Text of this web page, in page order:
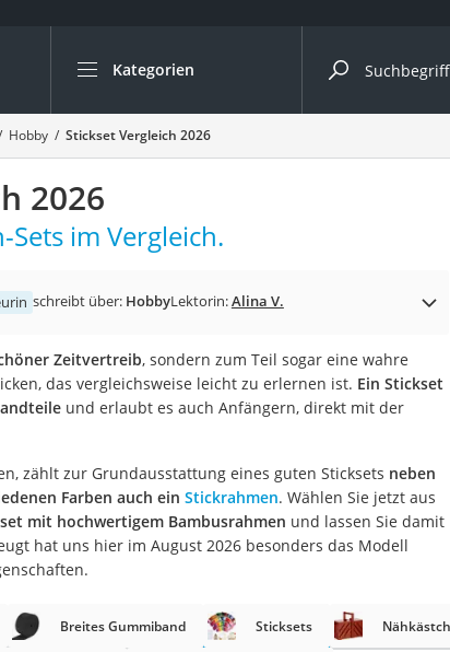
Kategorien
Die beliebtesten Vergleiche nach Kategorie
Freizeit & Sport
Gartentrampolin
Trampolin
Metalldetektor
Eufab-Fahrradträger
Trampolin 366 cm
Aluminium-Koffer
Futterboot
E-Bike-Dreirad
Trekkingschuhe Herren
Reisetasche mit Rollen
Klimmzugstation
Nachtsichtgerät
Hobby Stickset Vergleich 2026
2026
im Vergleich.
schreibt über: HobbyLektorin:Alina V.
Zeitvertreib, sondern zum Teil sogar eine wahre
das vergleichsweise leicht zu erlernen ist. Ein Stickset
und erlaubt es auch Anfängern, direkt mit der
zählt zur Grundausstattung eines guten Sticksets neben
Farben auch ein Stickrahmen. Wählen Sie jetzt aus
mit hochwertigem Bambusrahmen und lassen Sie damit
hat uns hier im August 2026 besonders das Modell
Breites Gummiband Sticksets